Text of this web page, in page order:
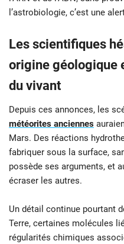
l’astrobiologie, c’est une
Les scientifiques
origine géologique
du vivant
Depuis ces annonces, les
météorites anciennes
Mars. Des réactions
fabriquer sous la surface,
possède ses arguments, et
écraser les autres.
Un détail continue pourtant
Terre, certaines molécules
régularités chimiques